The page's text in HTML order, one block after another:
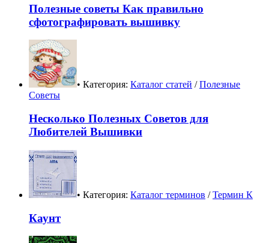
Полезные советы Как правильно
сфотографировать вышивку
• Категория: Каталог статей /Полезные
Советы
Несколько Полезных Советов для
Любителей Вышивки
• Категория: Каталог терминов /Термин К
Каунт